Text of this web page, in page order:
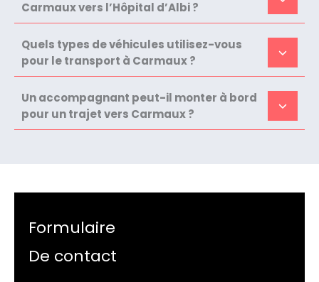
Carmaux vers l’Hôpital d’Albi ?
Quels types de véhicules utilisez-vous
pour le transport à Carmaux ?
Un accompagnant peut-il monter à bord
pour un trajet vers Carmaux ?
Formulaire
De contact